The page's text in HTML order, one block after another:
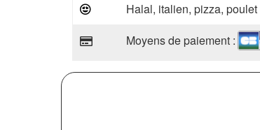
Halal, italien, pizza,
Moyens de paiement :